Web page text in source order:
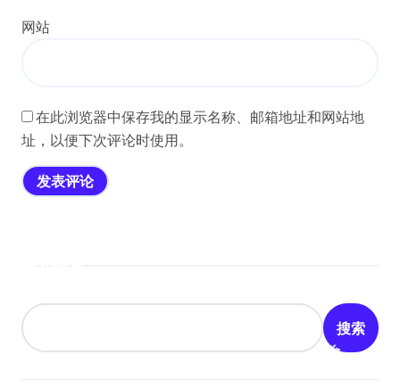
网站
在此浏览器中保存我的显示名称、邮箱地址和网站地
址，以便下次评论时使用。
搜索